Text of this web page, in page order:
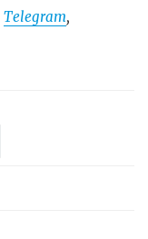
Telegram,